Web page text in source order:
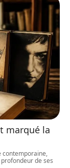
marqué la
contemporaine,
de ses